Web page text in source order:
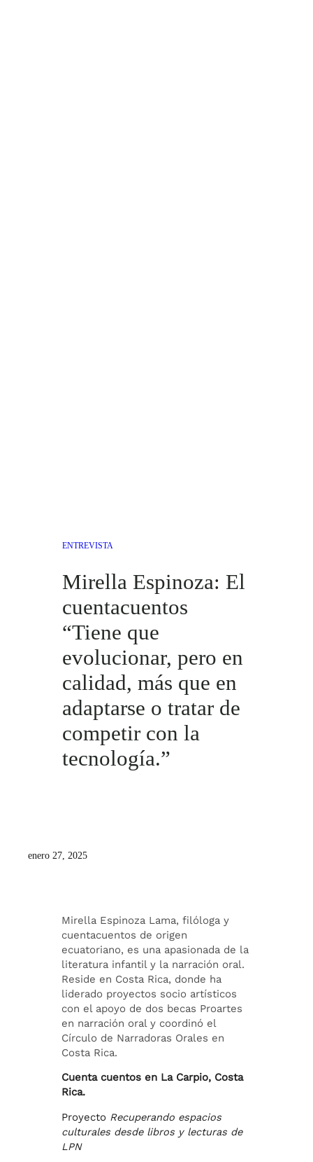
ENTREVISTA
Mirella Espinoza: El
cuentacuentos
“Tiene que
evolucionar, pero en
calidad, más que en
adaptarse o tratar de
competir con la
tecnología.”
enero 27, 2025
Mirella Espinoza Lama, filóloga y
cuentacuentos de origen
ecuatoriano, es una apasionada de la
literatura infantil y la narración oral.
Reside en Costa Rica, donde ha
liderado proyectos socio artísticos
con el apoyo de dos becas Proartes
en narración oral y coordinó el
Círculo de Narradoras Orales en
Costa Rica.
Cuenta cuentos en La Carpio, Costa
Rica.
Proyecto Recuperando espacios
culturales desde libros y lecturas de
LPN